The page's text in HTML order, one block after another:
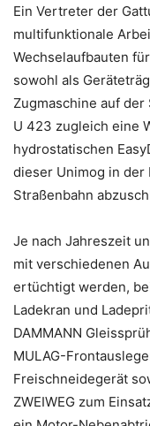
Ein Vertreter der
multifunktionale
Wechselaufbauten
sowohl als
Zugmaschine auf
U 423 zugleich eine
hydrostatischen
dieser Unimog in der
Straßenbahn
Je nach Jahreszeit
mit verschiedenen
ertüchtigt werden,
Ladekran und
DAMMANN
MULAG-
Freischneidegerät
ZWEIWEG zum